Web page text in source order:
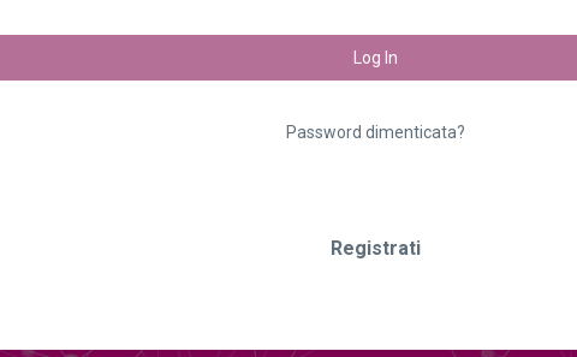
Log In
Password dimenticata?
Registrati